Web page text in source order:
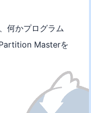
何かプログラム
Masterを